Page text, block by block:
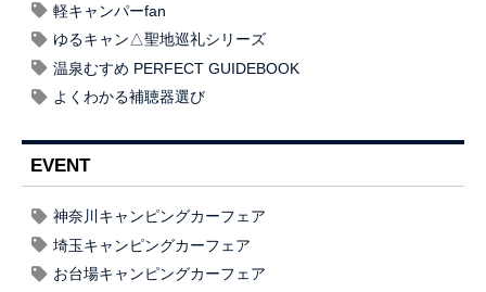
軽キャンパーfan
ゆるキャン△聖地巡礼シリーズ
温泉むすめ PERFECT GUIDEBOOK
よくわかる補聴器選び
EVENT
神奈川キャンピングカーフェア
埼玉キャンピングカーフェア
お台場キャンピングカーフェア